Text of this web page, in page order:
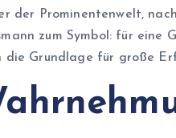
der Prominentenwelt,
zum Symbol: für eine
die Grundlage für große